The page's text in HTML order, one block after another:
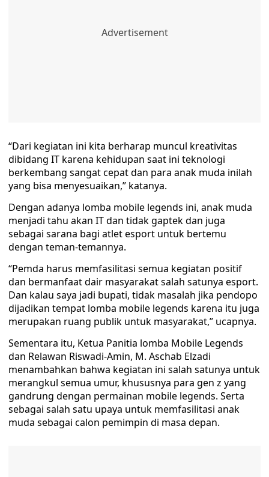
“Dari kegiatan ini kita berharap muncul kreativitas
dibidang IT karena kehidupan saat ini teknologi
berkembang sangat cepat dan para anak muda inilah
yang bisa menyesuaikan,” katanya.
Dengan adanya lomba mobile legends ini, anak muda
menjadi tahu akan IT dan tidak gaptek dan juga
sebagai sarana bagi atlet esport untuk bertemu
dengan teman-temannya.
“Pemda harus memfasilitasi semua kegiatan positif
dan bermanfaat dair masyarakat salah satunya esport.
Dan kalau saya jadi bupati, tidak masalah jika pendopo
dijadikan tempat lomba mobile legends karena itu juga
merupakan ruang publik untuk masyarakat,” ucapnya.
Sementara itu, Ketua Panitia lomba Mobile Legends
dan Relawan Riswadi-Amin, M. Aschab Elzadi
menambahkan bahwa kegiatan ini salah satunya untuk
merangkul semua umur, khususnya para gen z yang
gandrung dengan permainan mobile legends. Serta
sebagai salah satu upaya untuk memfasilitasi anak
muda sebagai calon pemimpin di masa depan.